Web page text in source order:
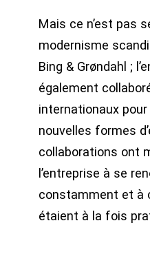
Mais ce n’est pas
modernisme
Bing & Grøndahl ;
également
internationaux
nouvelles formes
collaborations ont
l’entreprise à se
constamment et à
étaient à la fois